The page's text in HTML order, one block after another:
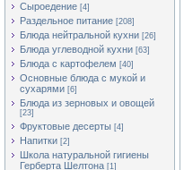
Сыроедение [4]
Раздельное питание [208]
Блюда нейтральной кухни [26]
Блюда углеводной кухни [63]
Блюда с картофелем [40]
Основные блюда с мукой и
сухарями [6]
Блюда из зерновых и овощей
[23]
Фруктовые десерты [4]
Напитки [2]
Школа натуральной гигиены
Герберта Шелтона [1]